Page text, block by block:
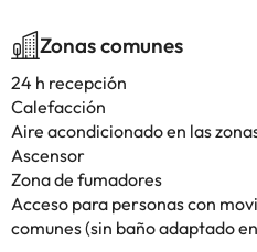
Zonas comunes
24 h recepción
Calefacción
Aire acondicionado en las
Ascensor
Zona de fumadores
Acceso para personas con
comunes (sin baño adaptado